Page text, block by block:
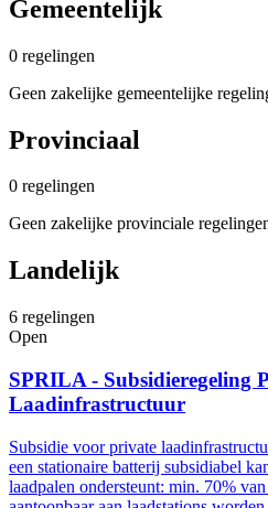
Gemeentelijk
0 regelingen
Geen zakelijke gemeentelijke
Provinciaal
0 regelingen
Geen zakelijke provinciale
Landelijk
6 regelingen
Open
SPRILA - Subsidieregeling
Laadinfrastructuur
Subsidie voor private
een stationaire batterij subsidiabel
laadpalen ondersteunt: min. 70%